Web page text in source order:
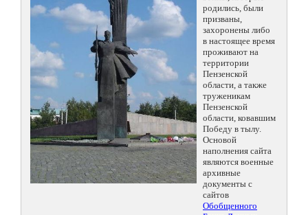
родились, были
призваны,
захоронены либо
в настоящее время
проживают на
территории
Пензенской
области, а также
труженикам
Пензенской
области, ковавшим
Победу в тылу.
Основой
наполнения сайта
являются военные
архивные
документы с
сайтов
Обобщенного